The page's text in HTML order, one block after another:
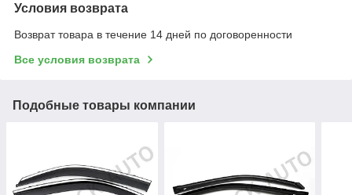
Условия возврата
Возврат товара в течение 14 дней по договоренности
Все условия возврата
Подобные товары компании